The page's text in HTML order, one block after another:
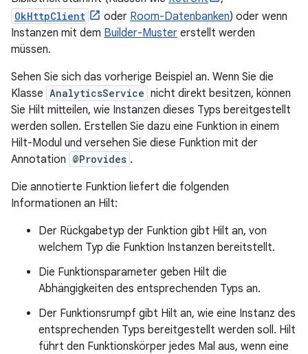
OkHttpClient oder Room-Datenbanken) oder wenn
Instanzen mit dem Builder-Muster erstellt werden
müssen.
Sehen Sie sich das vorherige Beispiel an. Wenn Sie die
Klasse AnalyticsService nicht direkt besitzen, können
Sie Hilt mitteilen, wie Instanzen dieses Typs bereitgestellt
werden sollen. Erstellen Sie dazu eine Funktion in einem
Hilt-Modul und versehen Sie diese Funktion mit der
Annotation @Provides .
Die annotierte Funktion liefert die folgenden
Informationen an Hilt:
Der Rückgabetyp der Funktion gibt Hilt an, von
welchem Typ die Funktion Instanzen bereitstellt.
Die Funktionsparameter geben Hilt die
Abhängigkeiten des entsprechenden Typs an.
Der Funktionsrumpf gibt Hilt an, wie eine Instanz des
entsprechenden Typs bereitgestellt werden soll. Hilt
führt den Funktionskörper jedes Mal aus, wenn eine